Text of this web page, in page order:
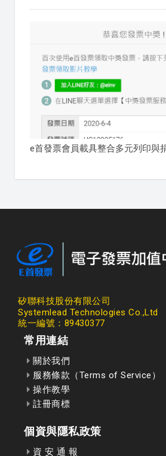
e首發票會員載具整合多元列印與
矽聯科技股份有限公司
Systemlead Technologies Co.,Ltd
統一編號：89430377
常用連結
關於我們
服務條款（Terms of Service）
操作教學
註冊商標
個資與隱私政策
資 安 通 報